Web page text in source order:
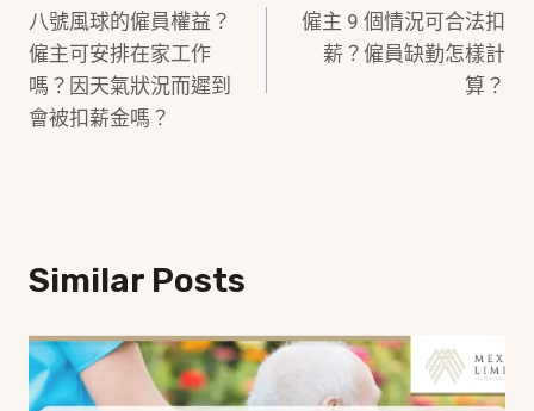
Navigation
八號風球的僱員權益？
僱主可安排在家工作
嗎？因天氣狀況而遲到
會被扣薪金嗎？
僱主 9 個情況可合法扣
薪？僱員缺勤怎樣計
算？
Similar Posts